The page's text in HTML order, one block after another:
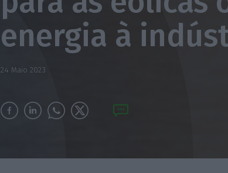
energia à
24 Maio 2023